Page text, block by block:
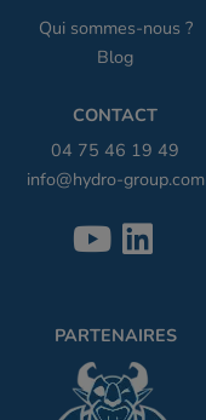
Qui sommes-nous ?
Blog
CONTACT
04 75 46 19 49
info@hydro-group.com
PARTENAIRES